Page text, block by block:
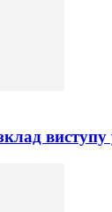
виступу